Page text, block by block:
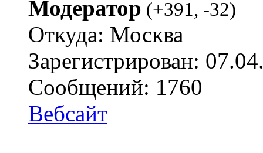
Модератор (+391, -32)
Откуда: Москва
Зарегистрирован:
Сообщений: 1760
Вебсайт